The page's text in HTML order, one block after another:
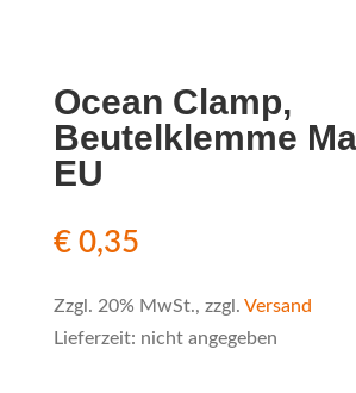
Ocean Clamp,
Beutelklemme
EU
€0,35
Zzgl. 20% MwSt., zzgl. Versand
Lieferzeit: nicht angegeben